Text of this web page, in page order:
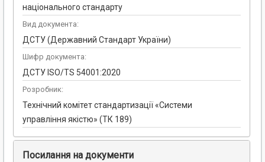
національного стандарту
Вид документа:
ДСТУ (Державний Стандарт України)
Шифр документа:
ДСТУ ISO/TS 54001:2020
Розробник:
Технічний комітет стандартизації «Системи
управління якістю» (ТК 189)
Посилання на документи